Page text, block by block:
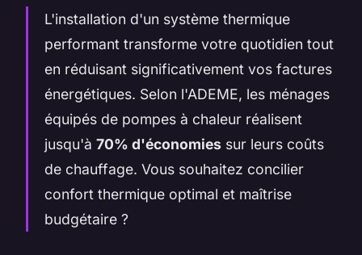
L'installation d'un système thermique
performant transforme votre quotidien tout
en réduisant significativement vos factures
énergétiques. Selon l'ADEME, les ménages
équipés de pompes à chaleur réalisent
jusqu'à 70% d'économies sur leurs coûts
de chauffage. Vous souhaitez concilier
confort thermique optimal et maîtrise
budgétaire ?